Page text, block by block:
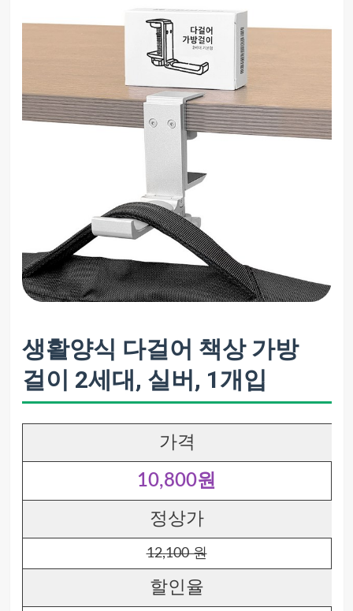
생활양식 다걸어 책상 가방
걸이 2세대, 실버, 1개입
가격
10,800원
정상가
12,100 원
할인율